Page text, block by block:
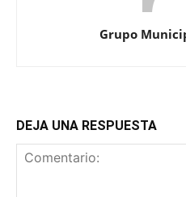
Grupo
DEJA UNA RESPUESTA